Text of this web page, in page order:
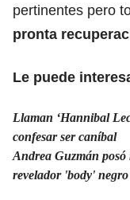
pertinentes pero
pronta
Le puede
Llaman ‘Hannibal
confesar ser caníbal
Andrea Guzmán posó
revelador 'body' negro